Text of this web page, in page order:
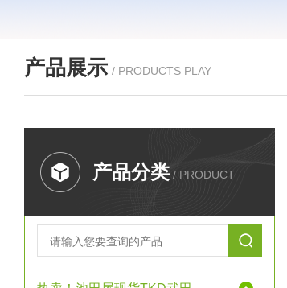
产品展示 / PRODUCTS PLAY
产品分类 / PRODUCT